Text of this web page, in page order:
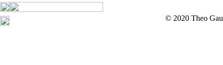
© 2020 Theo